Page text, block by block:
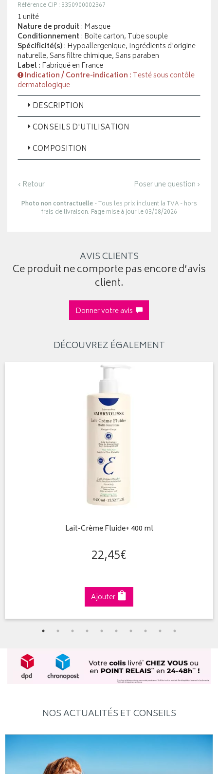
Référence CIP : 3350900002367
1 unité
Nature de produit : Masque
Conditionnement : Boite carton, Tube souple
Spécificité(s): Hypoallergenique, Ingrédients d'origine
naturelle, Sans filtre chimique, Sans paraben
Label: Fabriqué en France
Indication / Contre-indication : Testé sous contôle
dermatologique
DESCRIPTION
CONSEILS D'UTILISATION
COMPOSITION
‹ Retour Poser une question ›
Photo non contractuelle- Tous les prix incluent la TVA - hors
frais de livraison. Page mise à jour le 03/08/2026
AVIS CLIENTS
Ce produit ne comporte pas encore d’avis
client.
Donner votre avis
DÉCOUVREZ ÉGALEMENT
Lait-Crème Fluide+ 400 ml
22,45€
Ajouter
NOS ACTUALITÉS ET CONSEILS